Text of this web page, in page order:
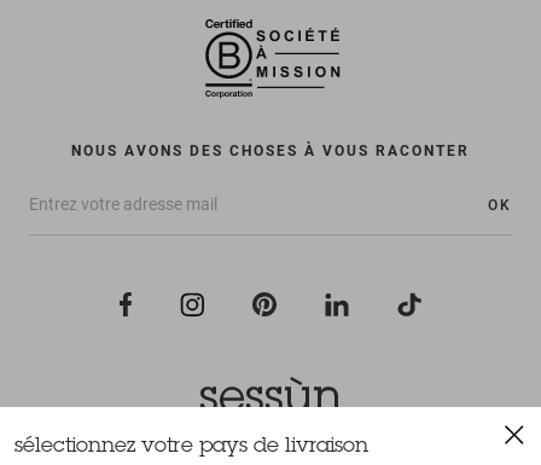
NOUS AVONS DES CHOSES À VOUS RACONTER
OK
Tous droits réservés Sessùn 2022
sélectionnez votre pays de livraison